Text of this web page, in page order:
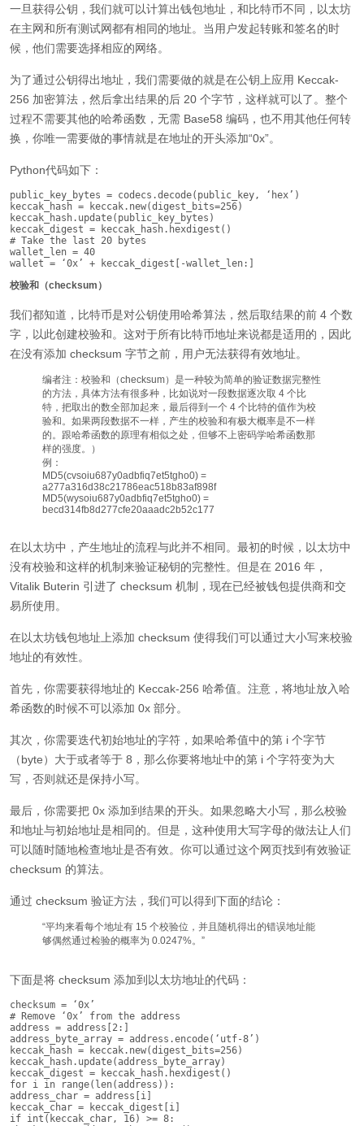
一旦获得公钥，我们就可以计算出钱包地址，和比特币不同，以太坊
在主网和所有测试网都有相同的地址。当用户发起转账和签名的时
候，他们需要选择相应的网络。
为了通过公钥得出地址，我们需要做的就是在公钥上应用 Keccak-
256 加密算法，然后拿出结果的后 20 个字节，这样就可以了。整个
过程不需要其他的哈希函数，无需 Base58 编码，也不用其他任何转
换，你唯一需要做的事情就是在地址的开头添加“0x”。
Python代码如下：
public_key_bytes = codecs.decode(public_key, ‘hex’)
keccak_hash = keccak.new(digest_bits=256)
keccak_hash.update(public_key_bytes)
keccak_digest = keccak_hash.hexdigest()
# Take the last 20 bytes
wallet_len = 40
wallet = ‘0x’ + keccak_digest[-wallet_len:]
校验和（checksum）
我们都知道，比特币是对公钥使用哈希算法，然后取结果的前 4 个数
字，以此创建校验和。这对于所有比特币地址来说都是适用的，因此
在没有添加 checksum 字节之前，用户无法获得有效地址。
编者注：校验和（checksum）是一种较为简单的验证数据完整性
的方法，具体方法有很多种，比如说对一段数据逐次取 4 个比
特，把取出的数全部加起来，最后得到一个 4 个比特的值作为校
验和。如果两段数据不一样，产生的校验和有极大概率是不一样
的。跟哈希函数的原理有相似之处，但够不上密码学哈希函数那
样的强度。）
例：
MD5(cvsoiu687y0adbfiq7et5tgho0) =
a277a316d38c21786eac518b83af898f
MD5(wysoiu687y0adbfiq7et5tgho0) =
becd314fb8d277cfe20aaadc2b52c177
在以太坊中，产生地址的流程与此并不相同。最初的时候，以太坊中
没有校验和这样的机制来验证秘钥的完整性。但是在 2016 年，
Vitalik Buterin 引进了 checksum 机制，现在已经被钱包提供商和交
易所使用。
在以太坊钱包地址上添加 checksum 使得我们可以通过大小写来校验
地址的有效性。
首先，你需要获得地址的 Keccak-256 哈希值。注意，将地址放入哈
希函数的时候不可以添加 0x 部分。
其次，你需要迭代初始地址的字符，如果哈希值中的第 i 个字节
（byte）大于或者等于 8，那么你要将地址中的第 i 个字符变为大
写，否则就还是保持小写。
最后，你需要把 0x 添加到结果的开头。如果忽略大小写，那么校验
和地址与初始地址是相同的。但是，这种使用大写字母的做法让人们
可以随时随地检查地址是否有效。你可以通过这个网页找到有效验证
checksum 的算法。
通过 checksum 验证方法，我们可以得到下面的结论：
“平均来看每个地址有 15 个校验位，并且随机得出的错误地址能
够偶然通过检验的概率为 0.0247%。”
下面是将 checksum 添加到以太坊地址的代码：
checksum = ‘0x’
# Remove ‘0x’ from the address
address = address[2:]
address_byte_array = address.encode(‘utf-8’)
keccak_hash = keccak.new(digest_bits=256)
keccak_hash.update(address_byte_array)
keccak_digest = keccak_hash.hexdigest()
for i in range(len(address)):
address_char = address[i]
keccak_char = keccak_digest[i]
if int(keccak_char, 16) >= 8: